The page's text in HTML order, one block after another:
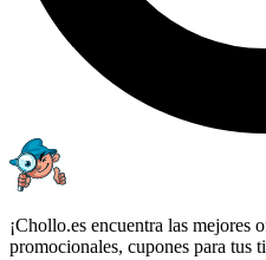
¡Chollo.es encuentra las mejores
promocionales, cupones para tus